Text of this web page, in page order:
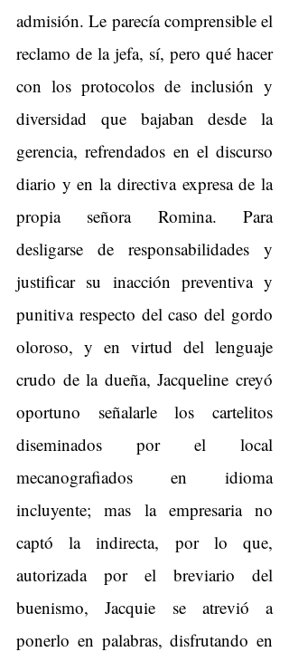
admisión. Le parecía comprensible el
reclamo de la jefa, sí, pero qué hacer
con los protocolos de inclusión y
diversidad que bajaban desde la
gerencia, refrendados en el discurso
diario y en la directiva expresa de la
propia señora Romina. Para
desligarse de responsabilidades y
justificar su inacción preventiva y
punitiva respecto del caso del gordo
oloroso, y en virtud del lenguaje
crudo de la dueña, Jacqueline creyó
oportuno señalarle los cartelitos
diseminados por el local
mecanografiados en idioma
incluyente; mas la empresaria no
captó la indirecta, por lo que,
autorizada por el breviario del
buenismo, Jacquie se atrevió a
ponerlo en palabras, disfrutando en